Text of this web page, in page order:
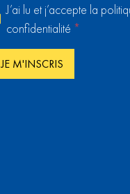
J’ai lu et j’accepte la
confidentialité *
JE M'INSCRIS